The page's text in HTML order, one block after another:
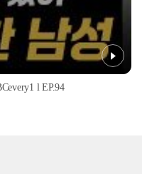
l EP.94